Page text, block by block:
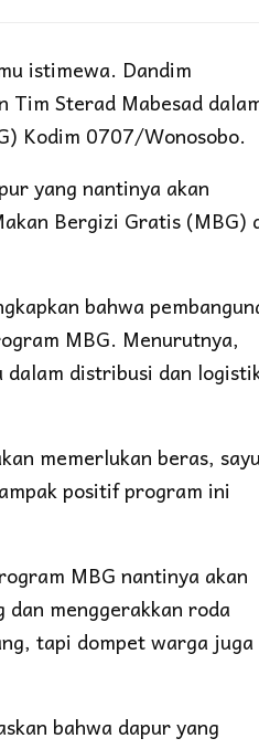
istimewa. Dandim
Sterad Mabesad
Kodim 0707/Wonosobo.
yang nantinya akan
Bergizi Gratis (MBG)
bahwa
MBG. Menurutnya,
dalam distribusi dan
memerlukan beras,
positif program ini
MBG nantinya akan
menggerakkan roda
tapi dompet warga juga
bahwa dapur yang